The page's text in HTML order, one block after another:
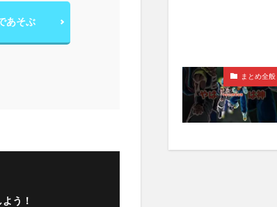
あそぶ
う！
まとめ全般